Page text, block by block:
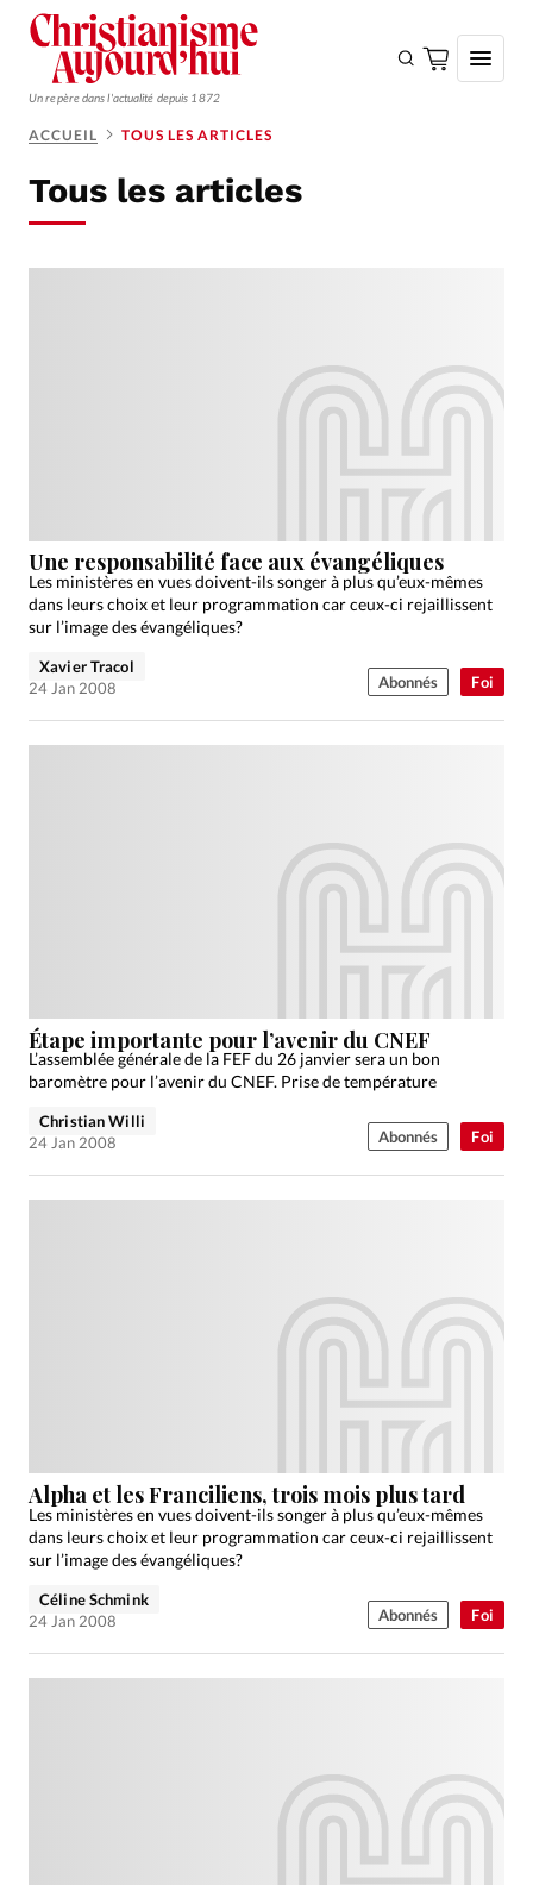
Un repère dans l'actualité depuis 1872
Monde
Devise:CHF
RUBRIQUES
Actualité internationale
Culture
Dossier
Eglises Foi Génération réveil
Monde
ACCUEIL TOUS LES ARTICLES
Tous les articles
Foi
Une responsabilité face aux évangéliques
Les ministères en vues doivent-ils songer à plus qu’eux-mêmes
dans leurs choix et leur programmation car ceux-ci rejaillissent
sur l’image des évangéliques?
Xavier Tracol
24 Jan 2008
Abonnés
Foi
Étape importante pour l’avenir du CNEF
L’assemblée générale de la FEF du 26 janvier sera un bon
baromètre pour l’avenir du CNEF. Prise de température
Christian Willi
24 Jan 2008
Abonnés
Foi
Alpha et les Franciliens, trois mois plus tard
Les ministères en vues doivent-ils songer à plus qu’eux-mêmes
dans leurs choix et leur programmation car ceux-ci rejaillissent
sur l’image des évangéliques?
Céline Schmink
24 Jan 2008
Abonnés